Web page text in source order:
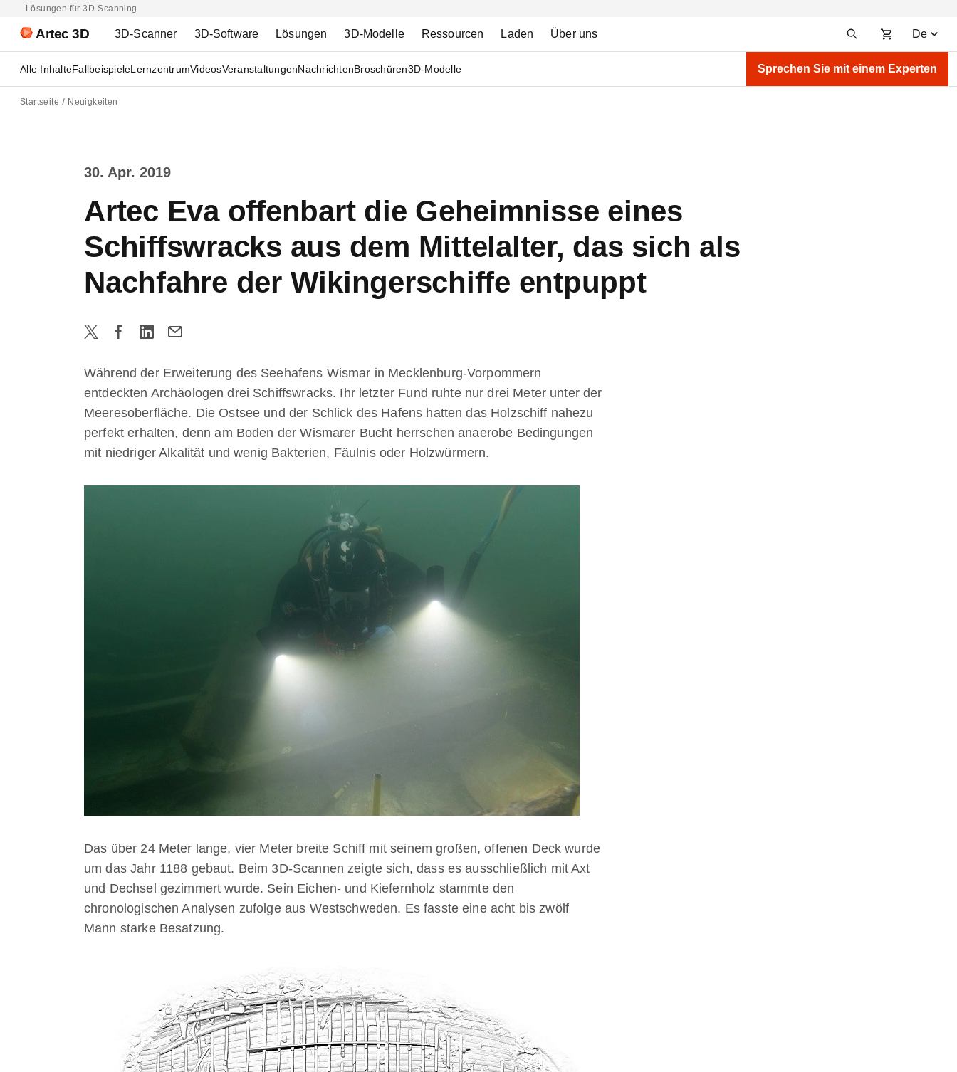
Lösungen für 3D-Scanning
Artec 3D 3D-Scanner 3D-Software Lösungen 3D-Modelle Ressourcen Laden Über uns De
Alle InhalteFallbeispieleLernzentrumVideosVeranstaltungenNachrichtenBroschüren3D-Modelle Sprechen Sie mit einem Experten
Startseite Neuigkeiten
30. Apr. 2019
Artec Eva offenbart die Geheimnisse eines
Schiffswracks aus dem Mittelalter, das sich als
Nachfahre der Wikingerschiffe entpuppt
Während der Erweiterung des Seehafens Wismar in Mecklenburg-Vorpommern
entdeckten Archäologen drei Schiffswracks. Ihr letzter Fund ruhte nur drei Meter unter der
Meeresoberfläche. Die Ostsee und der Schlick des Hafens hatten das Holzschiff nahezu
perfekt erhalten, denn am Boden der Wismarer Bucht herrschen anaerobe Bedingungen
mit niedriger Alkalität und wenig Bakterien, Fäulnis oder Holzwürmern.
Das über 24 Meter lange, vier Meter breite Schiff mit seinem großen, offenen Deck wurde
um das Jahr 1188 gebaut. Beim 3D-Scannen zeigte sich, dass es ausschließlich mit Axt
und Dechsel gezimmert wurde. Sein Eichen- und Kiefernholz stammte den
chronologischen Analysen zufolge aus Westschweden. Es fasste eine acht bis zwölf
Mann starke Besatzung.